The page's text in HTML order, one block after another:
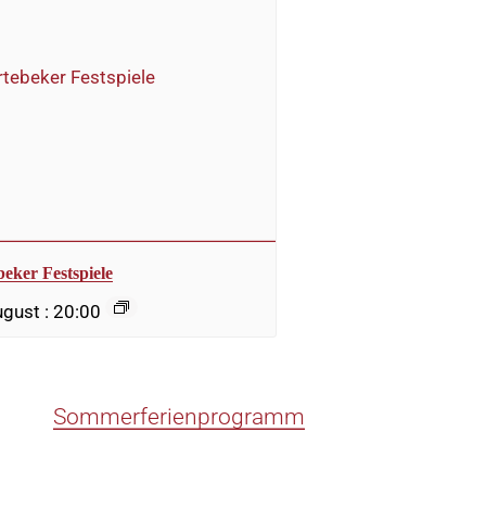
Festspiele
: 20:00
Sommerferienprogramm